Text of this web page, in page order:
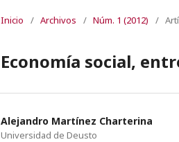
Inicio / Archivos / Núm. 1 (2012) /
Economía social,
Alejandro Martínez Charterina
Universidad de Deusto